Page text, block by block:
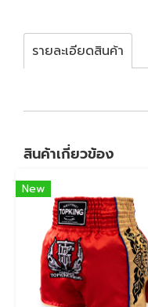
รายละเอียดสินค้า
สินค้าเกี่ยวข้อง
New